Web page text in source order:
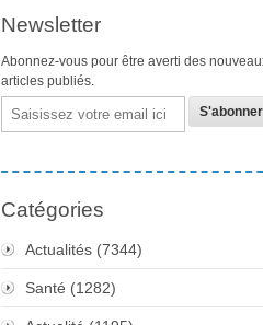
Newsletter
Abonnez-vous pour être averti des
articles publiés.
Email
Catégories
Actualités (7344)
Santé (1282)